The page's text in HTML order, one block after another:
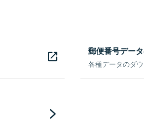
郵便番号デー
各種データのダ